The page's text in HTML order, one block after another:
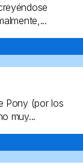
Pony (por los
muy...